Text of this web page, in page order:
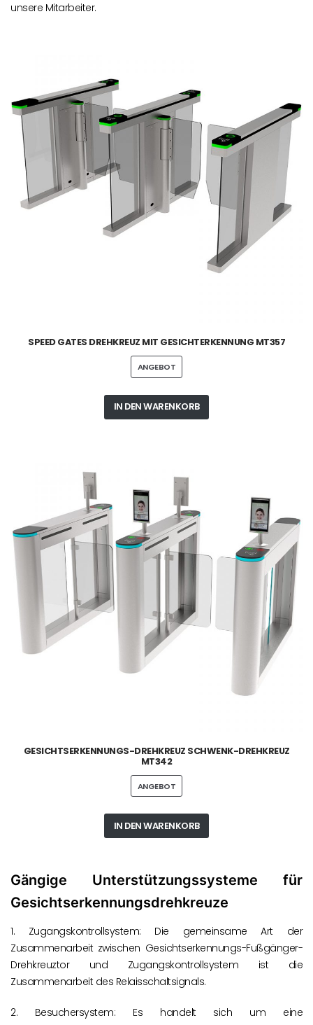
unsere Mitarbeiter.
SPEED GATES DREHKREUZ MIT GESICHTERKENNUNG MT357
ANGEBOT
IN DEN WARENKORB
GESICHTSERKENNUNGS-DREHKREUZ SCHWENK-DREHKREUZ
MT342
ANGEBOT
IN DEN WARENKORB
Gängige Unterstützungssysteme für
Gesichtserkennungsdrehkreuze
1. Zugangskontrollsystem: Die gemeinsame Art der
Zusammenarbeit zwischen Gesichtserkennungs-Fußgänger-
Drehkreuztor und Zugangskontrollsystem ist die
Zusammenarbeit des Relaisschaltsignals.
2. Besuchersystem: Es handelt sich um eine